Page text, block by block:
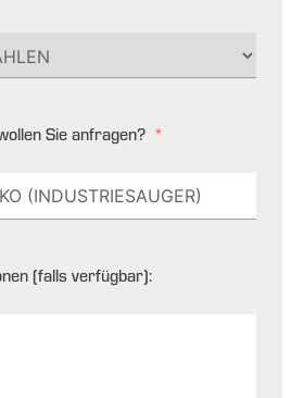
Sie anfragen?
(falls verfügbar):